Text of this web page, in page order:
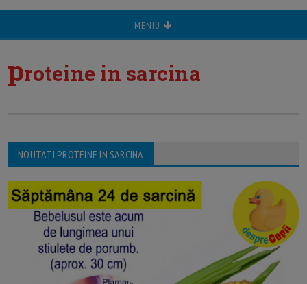
MENIU
proteine in sarcina
NOUTATI PROTEINE IN SARCINA